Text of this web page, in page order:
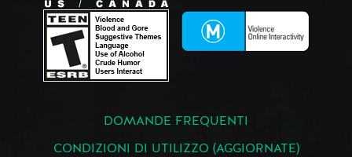
DOMANDE FREQUENTI
CONDIZIONI DI UTILIZZO (AGGIORNATE)